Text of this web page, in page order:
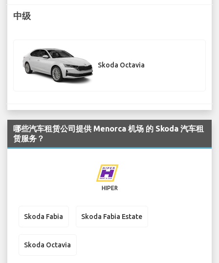
中级
Skoda Octavia
哪些汽车租赁公司提供 Menorca 机场 的 Skoda 汽车租
赁服务？
HIPER
Skoda Fabia Skoda Fabia Estate
Skoda Octavia